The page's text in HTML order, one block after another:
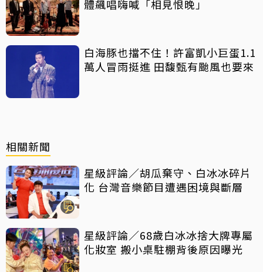
體飆唱嗨喊「相見恨晚」
白海豚也擋不住！許富凱小巨蛋1.1
萬人冒雨挺進 田馥甄有颱風也要來
相關新聞
星級評論／胡瓜棄守、白冰冰碎片
化 台灣音樂節目遭遇困境與斷層
星級評論／68歲白冰冰捨大牌專屬
化妝室 搬小桌駐棚背後原因曝光